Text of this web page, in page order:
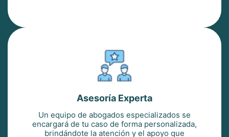
Asesoría Experta
Un equipo de abogados especializados se
encargará de tu caso de forma personalizada,
brindándote la atención y el apoyo que